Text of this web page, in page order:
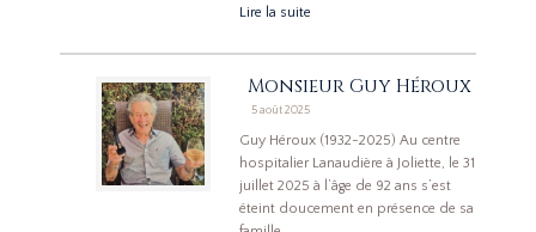
Lire la suite
Monsieur Guy Héroux
5 août 2025
Guy Héroux (1932-2025) Au centre
hospitalier Lanaudière à Joliette, le 31
juillet 2025 à l’âge de 92 ans s’est
éteint doucement en présence de sa